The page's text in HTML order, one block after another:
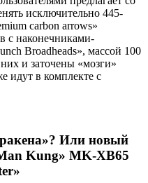
исключительно 445-
carbon arrows»
с наконечниками-
Broadheads», массой 100
и заточены «мозги»
идут в комплекте с
Или новый
Kung» MK-XB65